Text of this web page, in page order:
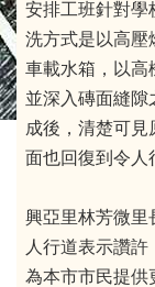
安排工班針對學
洗方式是以高壓
車載水箱，以高
並深入磚面縫隙
成後，清楚可
面也回復到令人
興亞里林芳微里
人行道表示讚
為本市市民提供